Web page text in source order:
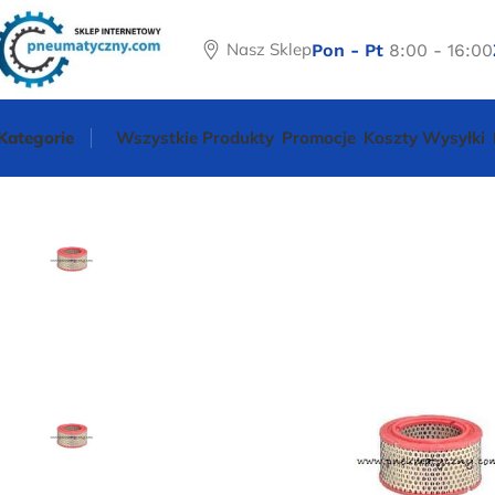
Nasz SklepPon - Pt 8:00 - 16:00
Wszystkie Produkty Promocje Koszty Wysyłki